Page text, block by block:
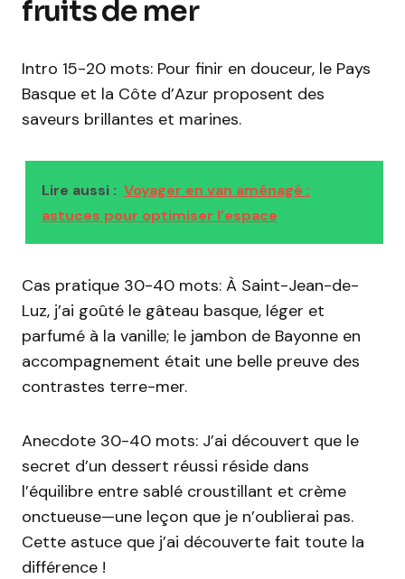
fruits de mer
Intro 15-20 mots: Pour finir en douceur, le Pays
Basque et la Côte d’Azur proposent des
saveurs brillantes et marines.
Lire aussi : Voyager en van aménagé :
astuces pour optimiser l’espace
Cas pratique 30-40 mots: À Saint-Jean-de-
Luz, j’ai goûté le gâteau basque, léger et
parfumé à la vanille; le jambon de Bayonne en
accompagnement était une belle preuve des
contrastes terre-mer.
Anecdote 30-40 mots: J’ai découvert que le
secret d’un dessert réussi réside dans
l’équilibre entre sablé croustillant et crème
onctueuse—une leçon que je n’oublierai pas.
Cette astuce que j’ai découverte fait toute la
différence !